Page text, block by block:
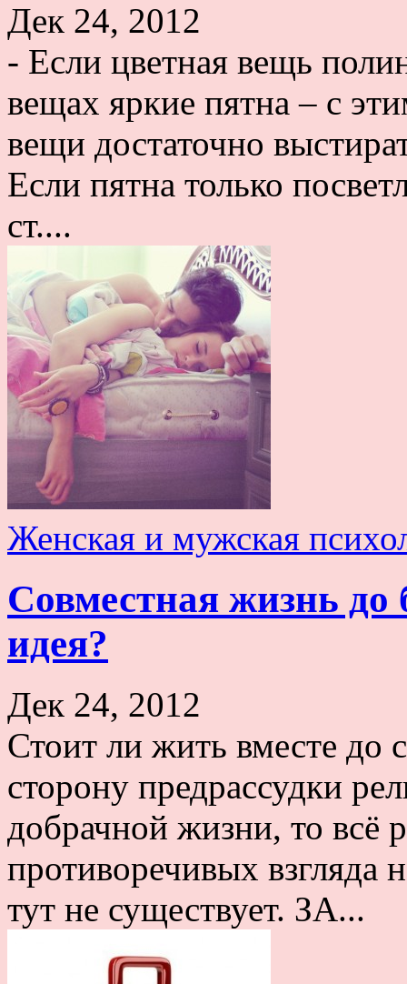
Дек 24, 2012
- Если цветная вещь
вещах яркие пятна – с
вещи достаточно
Если пятна только
ст....
Женская и мужская
Совместная жизнь до
идея?
Дек 24, 2012
Стоит ли жить вместе до
сторону предрассудки
добрачной жизни, то всё
противоречивых взгляда
тут не существует. ЗА...